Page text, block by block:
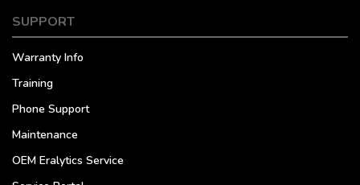
SUPPORT
Warranty Info
Training
Phone Support
Maintenance
OEM Eralytics Service